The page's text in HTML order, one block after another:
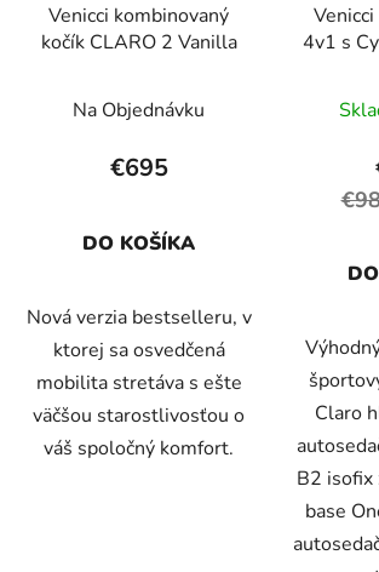
Venicci kombinovaný
kočík CLARO 2 Vanilla
Na Objednávku
€695
DO KOŠÍKA
Nová verzia bestselleru, v
ktorej sa osvedčená
mobilita stretáva s ešte
väčšou starostlivosťou o
váš spoločný komfort.
4v1 s
Claro
B2 isofix
base